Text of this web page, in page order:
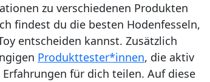
zu verschiedenen Produkten
findest du die besten Hodenfesseln,
entscheiden kannst. Zusätzlich
Produkttester*innen, die aktiv
für dich teilen. Auf diese